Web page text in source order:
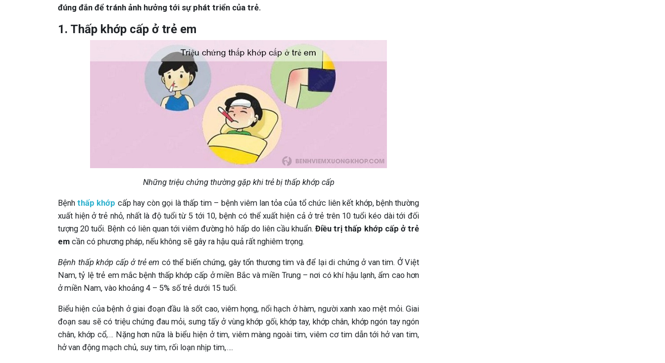
đúng đắn để tránh ảnh hưởng tới sự phát triển của trẻ.
1. Thấp khớp cấp ở trẻ em
Những triệu chứng thường gặp khi trẻ bị thấp khớp cấp
Bệnhthấp khớp cấp hay còn gọi là thấp tim – bệnh viêm lan tỏa của tổ chức liên kết khớp, bệnh thường
xuất hiện ở trẻ nhỏ, nhất là độ tuổi từ 5 tới 10, bệnh có thể xuất hiện cả ở trẻ trên 10 tuổi kéo dài tới đối
tượng 20 tuổi. Bệnh có liên quan tới viêm đường hô hấp do liên cầu khuẩn. Điều trị thấp khớp cấp ở trẻ
em cần có phương pháp, nếu không sẽ gây ra hậu quả rất nghiêm trọng.
Bệnh thấp khớp cấp ở trẻ em có thể biến chứng, gây tổn thương tim và để lại di chứng ở van tim. Ở Việt
Nam, tỷ lệ trẻ em mắc bệnh thấp khớp cấp ở miền Bắc và miền Trung – nơi có khí hậu lạnh, ẩm cao hơn
ở miền Nam, vào khoảng 4 – 5% số trẻ dưới 15 tuổi.
Biểu hiện của bệnh ở giai đoạn đầu là sốt cao, viêm họng, nổi hạch ở hàm, người xanh xao mệt mỏi. Giai
đoạn sau sẽ có triệu chứng đau mỏi, sưng tấy ở vùng khớp gối, khớp tay, khớp chân, khớp ngón tay ngón
chân, khớp cổ,… Nặng hơn nữa là biểu hiện ở tim, viêm màng ngoài tim, viêm cơ tim dẫn tới hở van tim,
hở van động mạch chủ, suy tim, rối loạn nhịp tim,….